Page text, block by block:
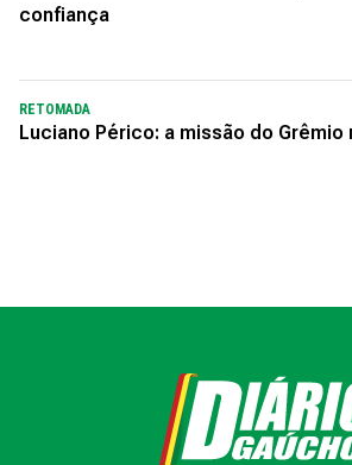
confiança
RETOMADA
Luciano Périco: a missão do Grêmio